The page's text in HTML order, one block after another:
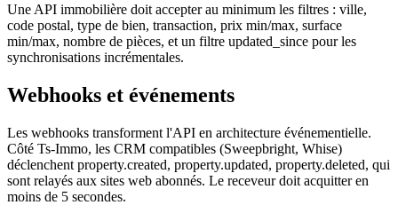
Une API immobilière doit accepter au minimum les filtres : ville,
code postal, type de bien, transaction, prix min/max, surface
min/max, nombre de pièces, et un filtre updated_since pour les
synchronisations incrémentales.
Webhooks et événements
Les webhooks transforment l'API en architecture événementielle.
Côté Ts-Immo, les CRM compatibles (Sweepbright, Whise)
déclenchent property.created, property.updated, property.deleted, qui
sont relayés aux sites web abonnés. Le receveur doit acquitter en
moins de 5 secondes.